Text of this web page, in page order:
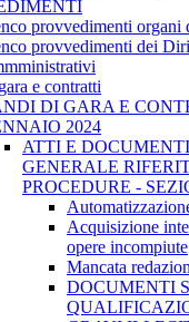
provvedimenti
provvedimenti dei
e contratti
DI GARA E
2024
ATTI E
GENERALE
PROCEDURE -
Acquisizione
opere incompiute
Mancata
DOCUMENTI